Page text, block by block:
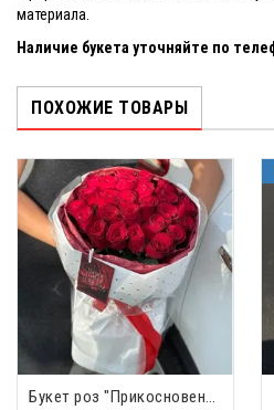
материала.
Наличие букета уточняйте по
ПОХОЖИЕ ТОВАРЫ
Букет роз "Прикосновение" 25 роз